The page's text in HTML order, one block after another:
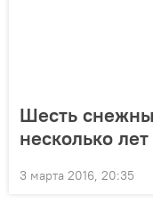
Шесть
несколько
3 марта 2016, 20:35